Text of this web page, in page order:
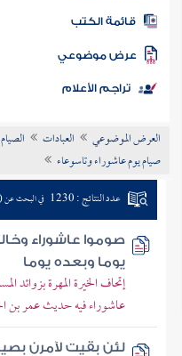
المكتبة
الكتب
موضوعي
تراجم الأعلام
العرض الموضوعي العبادات الصيام
صيام يوم عاشوراء وتاسوعاء
عدد النتائج : 1230 في البحث عن
صوموا عاشوراء
يوما وبعده يوما
إتحاف الخيرة المهرة
عاشوراء فيه حديث عمر بن
لئن بقيت لآمرن